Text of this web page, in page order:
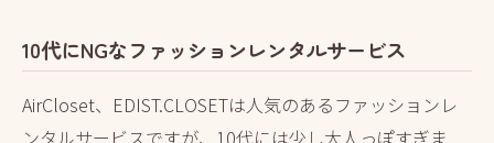
10代にNGなファッションレンタルサービス
AirCloset、EDIST.CLOSETは人気のあるファッションレ
ンタルサービスですが、10代には少し大人っぽすぎま